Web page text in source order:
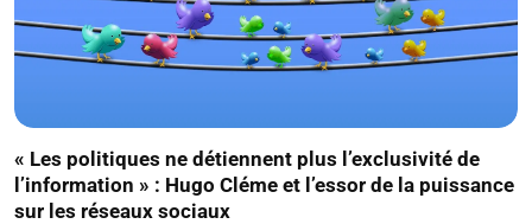
« Les politiques ne détiennent plus l’exclusivité de
l’information » : Hugo Cléme et l’essor de la puissance
sur les réseaux sociaux